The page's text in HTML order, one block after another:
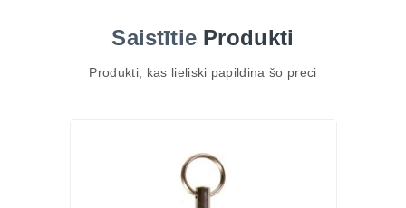
satverams un piemērots aktīvām rotaļām gan mājās,
Trixie Astoņkājis ar pītām virves astītēm ir viegli
Rotaļlieta ir izgatavota no biezas, izturīgas virves ar
Pateicoties tās daudzfunkcionalitātei, Trixie rotaļlieta
Saistītie Produkti
Produkti, kas lieliski papildina šo preci